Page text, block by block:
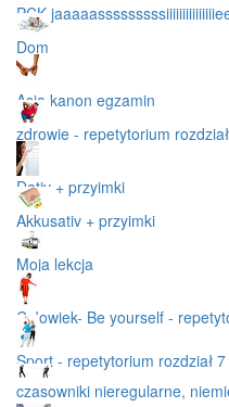
PCK
Dom
Asia kanon egzamin
zdrowie - repetytorium
Dativ + przyimki
Akkusativ + przyimki
Moja lekcja
Człowiek- Be yourself -
Sport - repetytorium rozdział 7
czasowniki nieregularne,